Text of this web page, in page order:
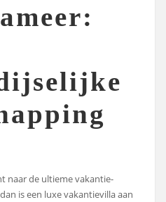
naar de ultieme vakantie-
is een luxe vakantievilla aan